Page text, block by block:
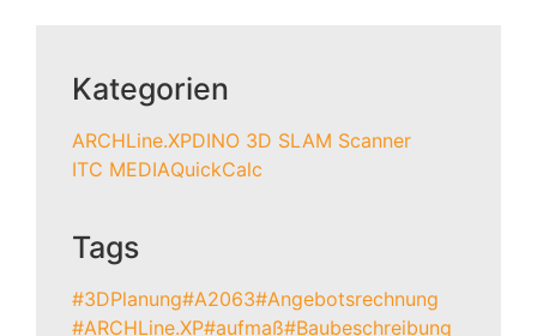
Kategorien
ARCHLine.XPDINO 3D SLAM Scanner
ITC MEDIAQuickCalc
Tags
#3DPlanung#A2063#Angebotsrechnung
#ARCHLine.XP#aufmaß#Baubeschreibung